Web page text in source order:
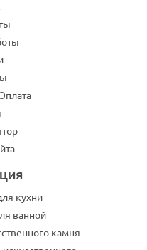
кухни
ванной
камня